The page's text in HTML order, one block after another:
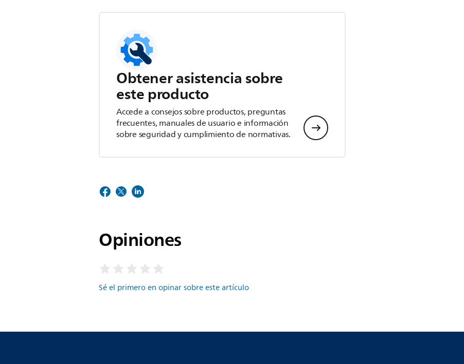
Obtener asistencia sobre
este producto
Accede a consejos sobre productos, preguntas
frecuentes, manuales de usuario e información
sobre seguridad y cumplimiento de normativas.
Opiniones
Sé el primero en opinar sobre este artículo